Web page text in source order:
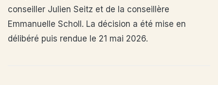
conseiller Julien Seitz et de la conseillère
Emmanuelle Scholl. La décision a été mise en
délibéré puis rendue le 21 mai 2026.